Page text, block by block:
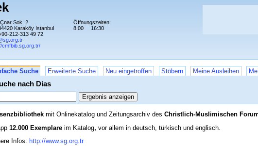
Sok. 2
Karaköy Istanbul
212-313 49 72
cmfbib.sg.org.tr/
Öffnungszeiten:
8:00
16:30
Suche Erweiterte Suche Neu eingetroffen Stöbern Meine Ausleihen
nach Dias
mit Onlinekatalog und Zeitungsarchiv des Christlich-Muslimischen
12.000 Exemplare im Katalog, vor allem in deutsch, türkisch und englisch.
Infos: http://www.sg.org.tr